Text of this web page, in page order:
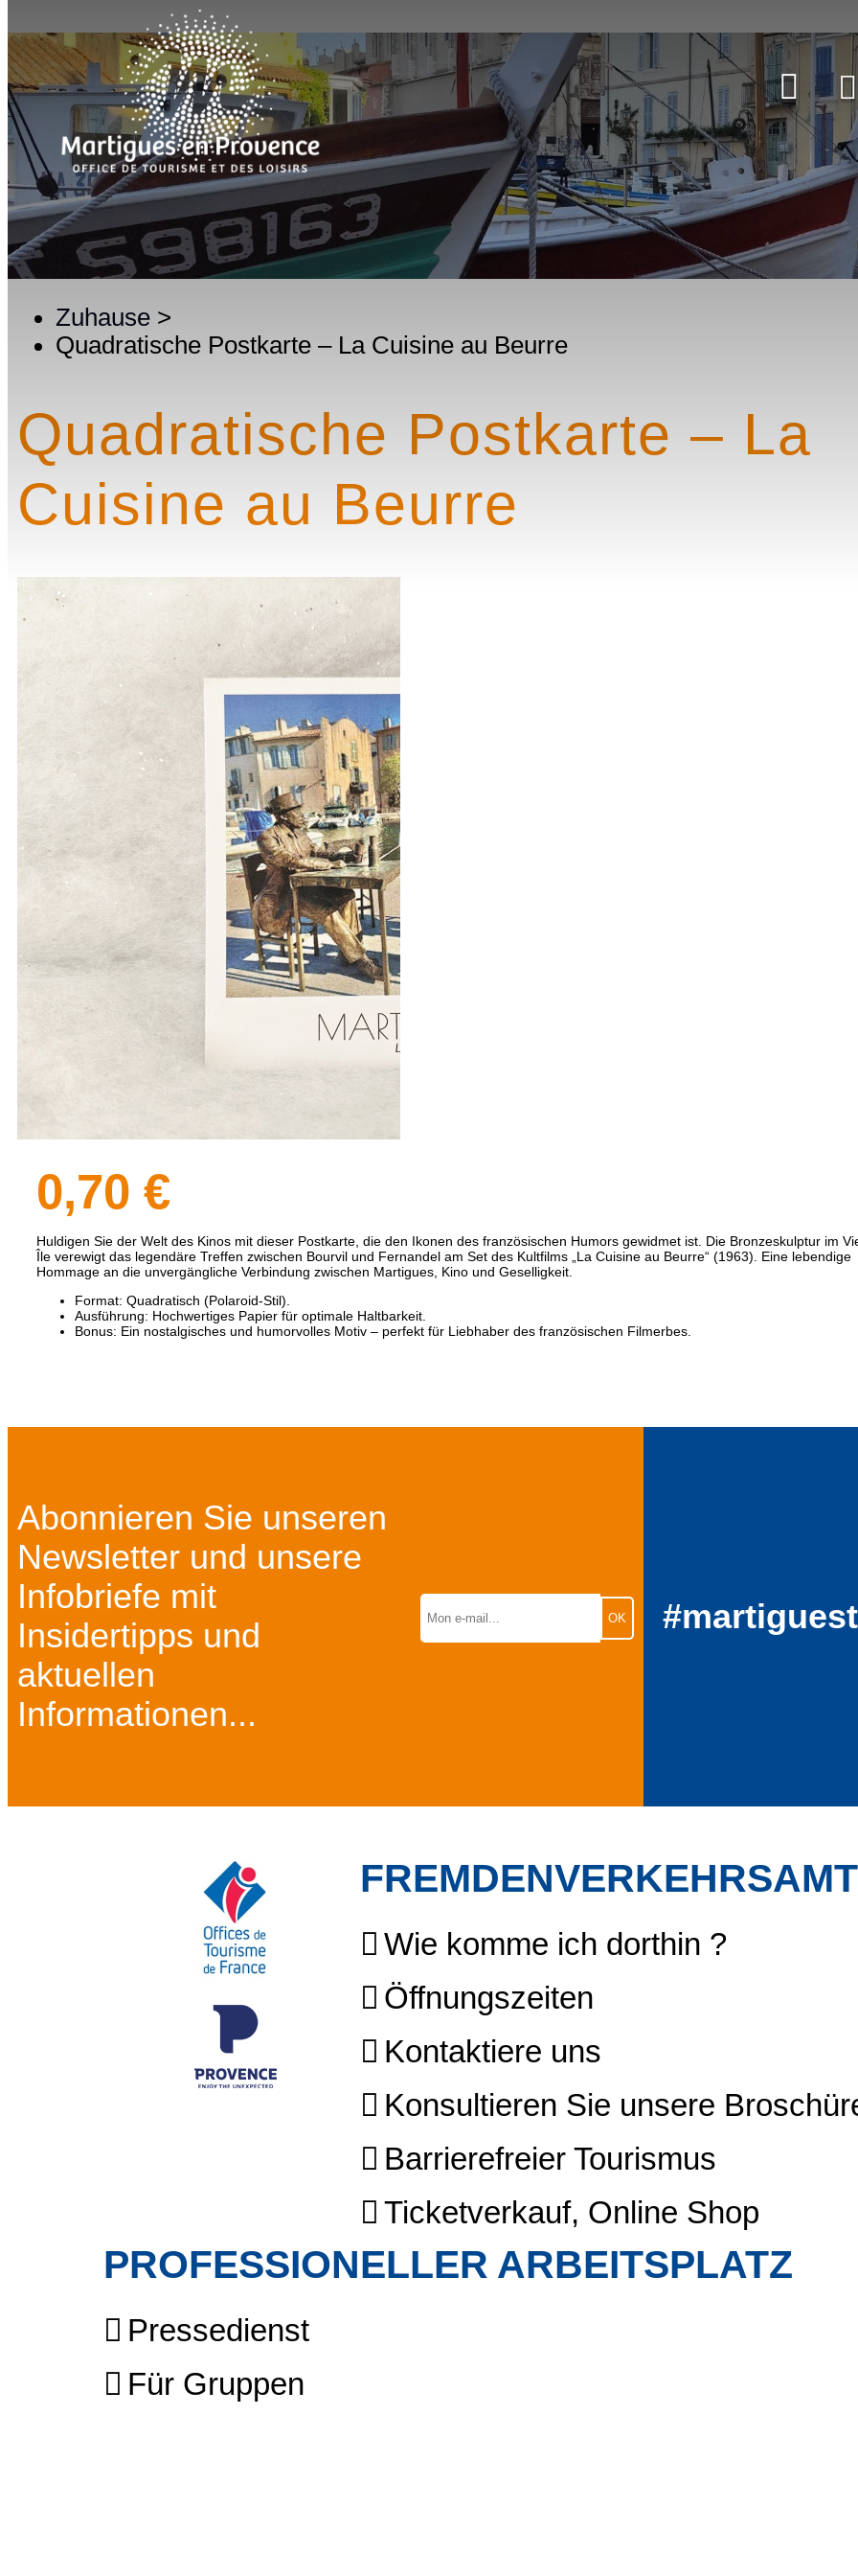
Zuhause >
Quadratische Postkarte – La Cuisine au Beurre
Quadratische Postkarte – La
Cuisine au Beurre
0,70 €
Huldigen Sie der Welt des Kinos mit dieser Postkarte, die den Ikonen des französischen Humors gewidmet ist. Die Bronzeskulptur im
Île verewigt das legendäre Treffen zwischen Bourvil und Fernandel am Set des Kultfilms „La Cuisine au Beurre“ (1963). Eine lebendige
Hommage an die unvergängliche Verbindung zwischen Martigues, Kino und Geselligkeit.
Format: Quadratisch (Polaroid-Stil).
Ausführung: Hochwertiges Papier für optimale Haltbarkeit.
Bonus: Ein nostalgisches und humorvolles Motiv – perfekt für Liebhaber des französischen Filmerbes.
Abonnieren Sie unseren
Newsletter und unsere
Infobriefe mit
Insidertipps und
aktuellen
Informationen...
Wie komme ich dorthin ?
Öffnungszeiten
Kontaktiere uns
Konsultieren Sie unsere
Barrierefreier Tourismus
Ticketverkauf, Online Shop
PROFESSIONELLER ARBEITSPLATZ
Pressedienst
Für Gruppen